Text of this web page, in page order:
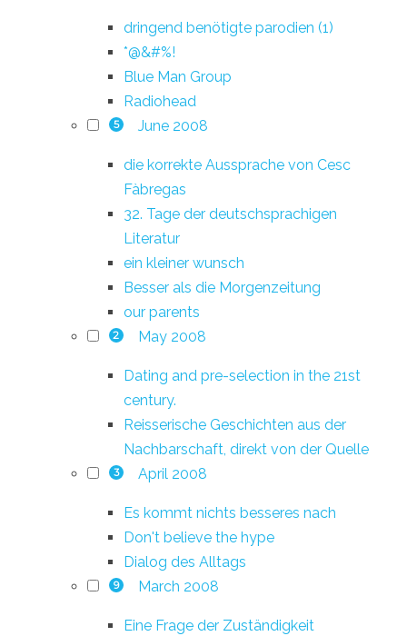
dringend benötigte parodien (1)
*@&#%!
Blue Man Group
Radiohead
5 June 2008
die korrekte Aussprache von Cesc
Fàbregas
32. Tage der deutschsprachigen
Literatur
ein kleiner wunsch
Besser als die Morgenzeitung
our parents
2 May 2008
Dating and pre-selection in the 21st
century.
Reisserische Geschichten aus der
Nachbarschaft, direkt von der Quelle
3 April 2008
Es kommt nichts besseres nach
Don't believe the hype
Dialog des Alltags
9 March 2008
Eine Frage der Zuständigkeit